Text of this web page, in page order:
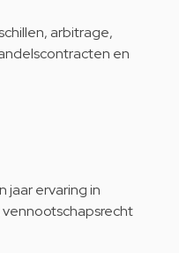
arbitrage,
en
jaar ervaring in